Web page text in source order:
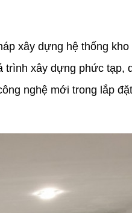
xây dựng hệ thống kho
xây dựng phức tạp,
nghệ mới trong lắp